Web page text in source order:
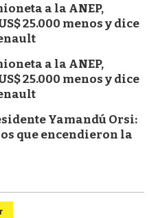
a la ANEP,
25.000 menos y dice
a la ANEP,
25.000 menos y dice
Yamandú Orsi:
que encendieron la